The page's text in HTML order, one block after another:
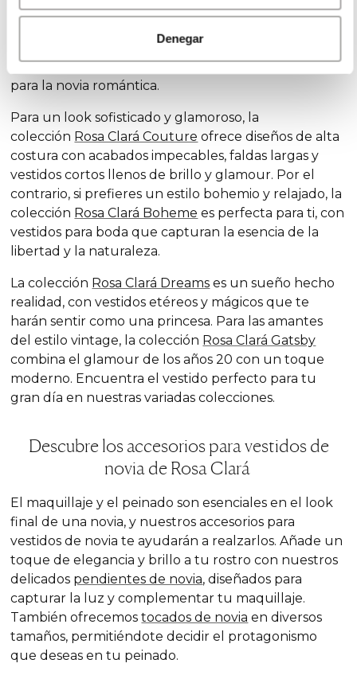
Denegar
Descubre nuestras exclusivas colecciones de
personalidad: la colecciónRosa Clará Soft
por su elegancia sutil y detalles delicados, ideales
para la novia romántica.
Para un look sofisticado y glamoroso, la
colección Rosa Clará Couture ofrece diseños de alta
costura con acabados impecables, faldas largas y
vestidos cortos llenos de brillo y glamour. Por el
contrario, si prefieres un estilo bohemio y relajado, la
colección Rosa Clará Boheme es perfecta para ti, con
vestidos para boda que capturan la esencia de la
libertad y la naturaleza.
La colección Rosa Clará Dreams es un sueño hecho
realidad, con vestidos etéreos y mágicos que te
harán sentir como una princesa. Para las amantes
del estilo vintage, la colección Rosa Clará Gatsby
combina el glamour de los años 20 con un toque
moderno. Encuentra el vestido perfecto para tu
gran día en nuestras variadas colecciones.
Descubre los accesorios para vestidos de
novia de Rosa Clará
El maquillaje y el peinado son esenciales en el look
final de una novia, y nuestros accesorios para
vestidos de novia te ayudarán a realzarlos. Añade un
toque de elegancia y brillo a tu rostro con nuestros
delicados pendientes de novia, diseñados para
capturar la luz y complementar tu maquillaje.
También ofrecemostocados de novia en diversos
tamaños, permitiéndote decidir el protagonismo
que deseas en tu peinado.